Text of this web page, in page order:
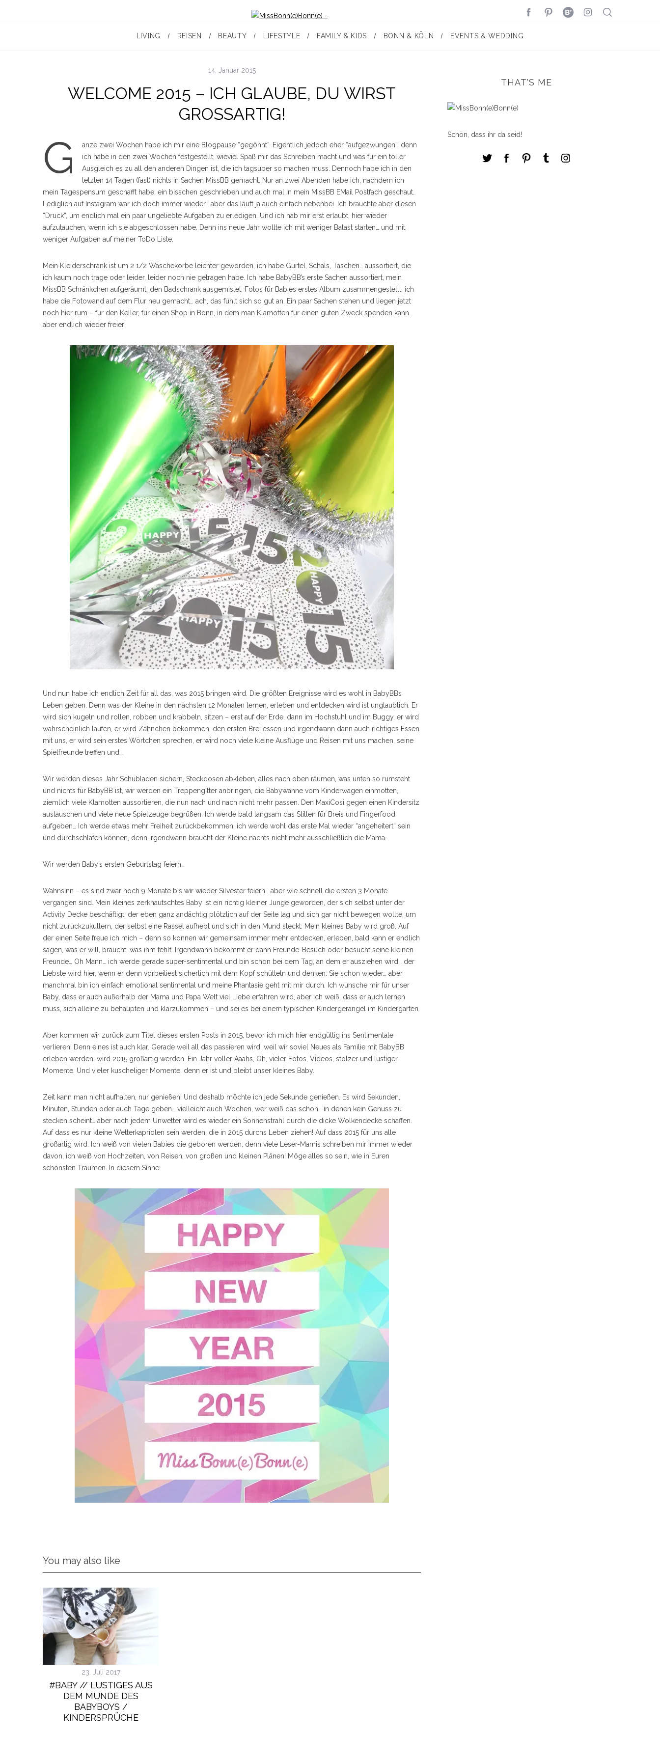
LIVING REISEN BEAUTY LIFESTYLE FAMILY & KIDS BONN & KÖLN EVENTS & WEDDING
14. Januar 2015
WELCOME 2015 – ICH GLAUBE, DU WIRST
GROSSARTIG!
G
anze zwei Wochen habe ich mir eine Blogpause “gegönnt”. Eigentlich jedoch eher “aufgezwungen”, denn
ich habe in den zwei Wochen festgestellt, wieviel Spaß mir das Schreiben macht und was für ein toller
Ausgleich es zu all den anderen Dingen ist, die ich tagsüber so machen muss. Dennoch habe ich in den
letzten 14 Tagen (fast) nichts in Sachen MissBB gemacht. Nur an zwei Abenden habe ich, nachdem ich
mein Tagespensum geschafft habe, ein bisschen geschrieben und auch mal in mein MissBB EMail Postfach geschaut.
Lediglich auf Instagram war ich doch immer wieder… aber das läuft ja auch einfach nebenbei. Ich brauchte aber diesen
“Druck”, um endlich mal ein paar ungeliebte Aufgaben zu erledigen. Und ich hab mir erst erlaubt, hier wieder
aufzutauchen, wenn ich sie abgeschlossen habe. Denn ins neue Jahr wollte ich mit weniger Balast starten… und mit
weniger Aufgaben auf meiner ToDo Liste.
Mein Kleiderschrank ist um 2 1/2 Wäschekorbe leichter geworden, ich habe Gürtel, Schals, Taschen… aussortiert, die
ich kaum noch trage oder leider, leider noch nie getragen habe. Ich habe BabyBB’s erste Sachen aussortiert, mein
MissBB Schränkchen aufgeräumt, den Badschrank ausgemistet, Fotos für Babies erstes Album zusammengestellt, ich
habe die Fotowand auf dem Flur neu gemacht… ach, das fühlt sich so gut an. Ein paar Sachen stehen und liegen jetzt
noch hier rum – für den Keller, für einen Shop in Bonn, in dem man Klamotten für einen guten Zweck spenden kann…
aber endlich wieder freier!
Und nun habe ich endlich Zeit für all das, was 2015 bringen wird. Die größten Ereignisse wird es wohl in BabyBBs
Leben geben. Denn was der Kleine in den nächsten 12 Monaten lernen, erleben und entdecken wird ist unglaublich. Er
wird sich kugeln und rollen, robben und krabbeln, sitzen – erst auf der Erde, dann im Hochstuhl und im Buggy, er wird
wahrscheinlich laufen, er wird Zähnchen bekommen, den ersten Brei essen und irgendwann dann auch richtiges Essen
mit uns, er wird sein erstes Wörtchen sprechen, er wird noch viele kleine Ausflüge und Reisen mit uns machen, seine
Spielfreunde treffen und…
Wir werden dieses Jahr Schubladen sichern, Steckdosen abkleben, alles nach oben räumen, was unten so rumsteht
und nichts für BabyBB ist, wir werden ein Treppengitter anbringen, die Babywanne vom Kinderwagen einmotten,
ziemlich viele Klamotten aussortieren, die nun nach und nach nicht mehr passen. Den MaxiCosi gegen einen Kindersitz
austauschen und viele neue Spielzeuge begrüßen. Ich werde bald langsam das Stillen für Breis und Fingerfood
aufgeben… Ich werde etwas mehr Freiheit zurückbekommen, ich werde wohl das erste Mal wieder “angeheitert” sein
und durchschlafen können, denn irgendwann braucht der Kleine nachts nicht mehr ausschließlich die Mama.
Wir werden Baby’s ersten Geburtstag feiern…
Wahnsinn – es sind zwar noch 9 Monate bis wir wieder Silvester feiern… aber wie schnell die ersten 3 Monate
vergangen sind. Mein kleines zerknautschtes Baby ist ein richtig kleiner Junge geworden, der sich selbst unter der
Activity Decke beschäftigt, der eben ganz andächtig plötzlich auf der Seite lag und sich gar nicht bewegen wollte, um
nicht zurückzukullern, der selbst eine Rassel aufhebt und sich in den Mund steckt. Mein kleines Baby wird groß. Auf
der einen Seite freue ich mich – denn so können wir gemeinsam immer mehr entdecken, erleben, bald kann er endlich
sagen, was er will, braucht, was ihm fehlt. Irgendwann bekommt er dann Freunde-Besuch oder besucht seine kleinen
Freunde… Oh Mann… ich werde gerade super-sentimental und bin schon bei dem Tag, an dem er ausziehen wird… der
Liebste wird hier, wenn er denn vorbeiliest sicherlich mit dem Kopf schütteln und denken: Sie schon wieder… aber
manchmal bin ich einfach emotional sentimental und meine Phantasie geht mit mir durch. Ich wünsche mir für unser
Baby, dass er auch außerhalb der Mama und Papa Welt viel Liebe erfahren wird, aber ich weiß, dass er auch lernen
muss, sich alleine zu behaupten und klarzukommen – und sei es bei einem typischen Kindergerangel im Kindergarten.
Aber kommen wir zurück zum Titel dieses ersten Posts in 2015, bevor ich mich hier endgültig ins Sentimentale
verlieren! Denn eines ist auch klar. Gerade weil all das passieren wird, weil wir soviel Neues als Familie mit BabyBB
erleben werden, wird 2015 großartig werden. Ein Jahr voller Aaahs, Oh, vieler Fotos, Videos, stolzer und lustiger
Momente. Und vieler kuscheliger Momente, denn er ist und bleibt unser kleines Baby.
Zeit kann man nicht aufhalten, nur genießen! Und deshalb möchte ich jede Sekunde genießen. Es wird Sekunden,
Minuten, Stunden oder auch Tage geben… vielleicht auch Wochen, wer weiß das schon… in denen kein Genuss zu
stecken scheint… aber nach jedem Unwetter wird es wieder ein Sonnenstrahl durch die dicke Wolkendecke schaffen.
Auf dass es nur kleine Wetterkapriolen sein werden, die in 2015 durchs Leben ziehen! Auf dass 2015 für uns alle
großartig wird. Ich weiß von vielen Babies die geboren werden, denn viele Leser-Mamis schreiben mir immer wieder
davon, ich weiß von Hochzeiten, von Reisen, von großen und kleinen Plänen! Möge alles so sein, wie in Euren
schönsten Träumen. In diesem Sinne:
You may also like
23. Juli 2017
#BABY // LUSTIGES AUS
DEM MUNDE DES
BABYBOYS /
KINDERSPRÜCHE
THAT'S ME
Schön, dass ihr da seid!
S
e
c
h
f
o